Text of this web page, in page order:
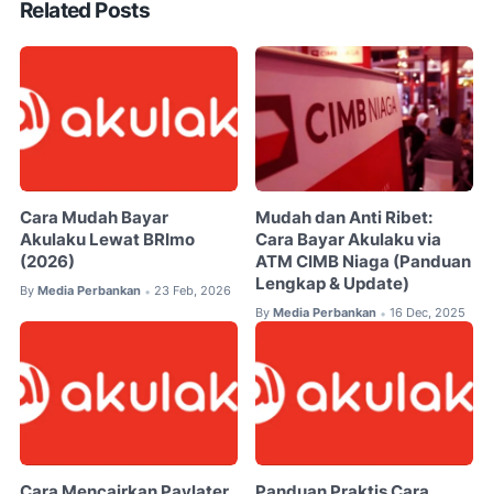
Related Posts
Cara Mudah Bayar
Akulaku Lewat BRImo
(2026)
By Media Perbankan • 23 Feb, 2026
Mudah dan Anti Ribet:
Cara Bayar Akulaku via
ATM CIMB Niaga (Panduan
Lengkap & Update)
By Media Perbankan • 16 Dec, 2025